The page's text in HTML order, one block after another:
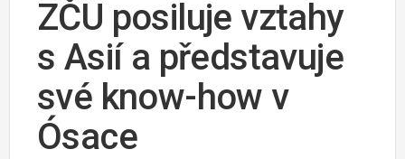
ZČU posiluje vztahy
s Asií a představuje
své know-how v
Ósace